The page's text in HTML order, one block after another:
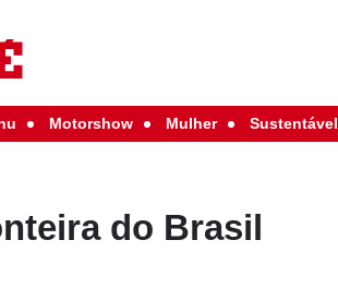
Motorshow Mulher Sustentável
do Brasil